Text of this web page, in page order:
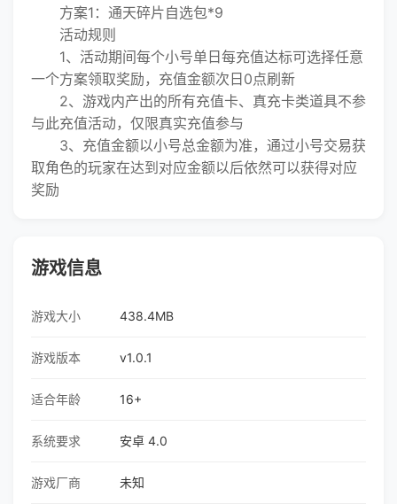
方案1：通天碎片自选包*9
活动规则
1、活动期间每个小号单日每充值达标可选择任意
一个方案领取奖励，充值金额次日0点刷新
2、游戏内产出的所有充值卡、真充卡类道具不参
与此充值活动，仅限真实充值参与
3、充值金额以小号总金额为准，通过小号交易获
取角色的玩家在达到对应金额以后依然可以获得对应
奖励
游戏信息
游戏大小 438.4MB
游戏版本 v1.0.1
适合年龄 16+
系统要求 安卓 4.0
游戏厂商 未知